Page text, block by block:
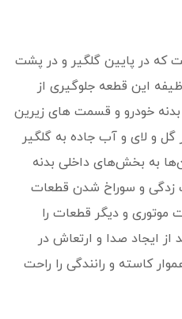
که در پایین گلگیر و در پشت
این قطعه جلوگیری از
بدنه خودرو و قسمت های زیرین
گل و لای و آب جاده به گلگیر
به بخش‌های داخلی بدنه
زدگی و سوراخ شدن قطعات
موتوری و دیگر قطعات را
ایجاد صدا و ارتعاش در
کاسته و رانندگی را راحت